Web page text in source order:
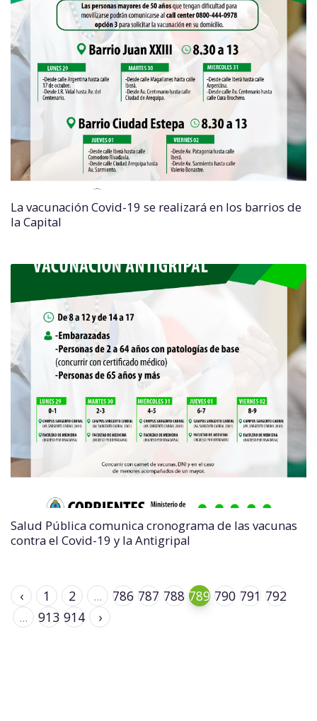
La vacunación Covid-19 se realizará en los barrios de
la Capital
Salud Pública comunica cronograma de las vacunas
contra el Covid-19 y la Antigripal
‹ 1 2 ... 786 787 788 789 790 791 792
...
913 914 ›